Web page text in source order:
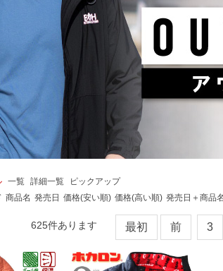
一覧 詳細一覧
ピックアップ
商品名 発売日 価格(安い順) 価格(高い順) 発売日＋商品名
625件あります 最初 前 3